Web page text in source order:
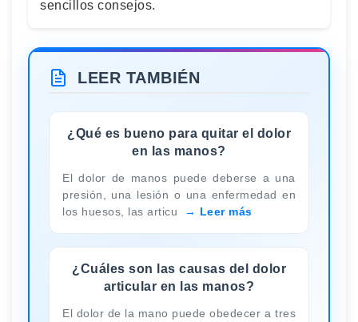
sencillos consejos.
LEER TAMBIÉN
¿Qué es bueno para quitar el dolor
en las manos?
El dolor de manos puede deberse a una
presión, una lesión o una enfermedad en
los huesos, las articu
Leer más
¿Cuáles son las causas del dolor
articular en las manos?
El dolor de la mano puede obedecer a tres